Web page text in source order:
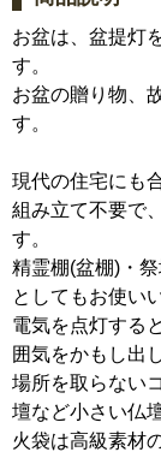
お盆は、盆提灯
す。
お盆の贈り物、
す。
現代の住宅にも
組み立て不要で
す。
精霊棚(盆棚)・
としてもお使い
電気を点灯する
囲気をかもし出
場所を取らない
壇など小さい仏
火袋は高級素材